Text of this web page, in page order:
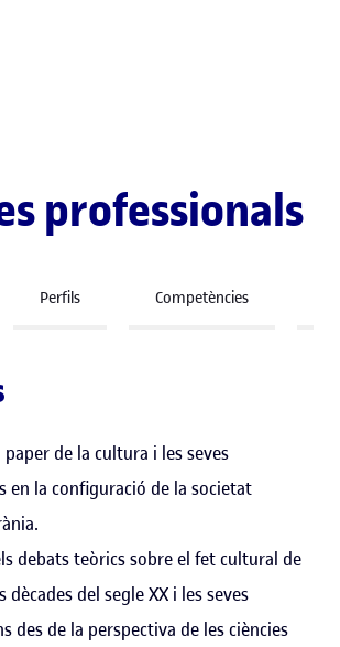
professionals
Perfils Competències
paper de la cultura i les seves
en la configuració de la societat
debats teòrics sobre el fet cultural de
dècades del segle XX i les seves
des de la perspectiva de les ciències